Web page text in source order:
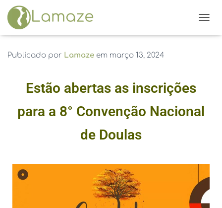
Publicado por Lamaze em março 13, 2024
Estão abertas as inscrições
para a 8° Convenção Nacional
de Doulas